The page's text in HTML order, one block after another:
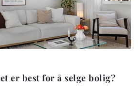
er best for å selge bolig?